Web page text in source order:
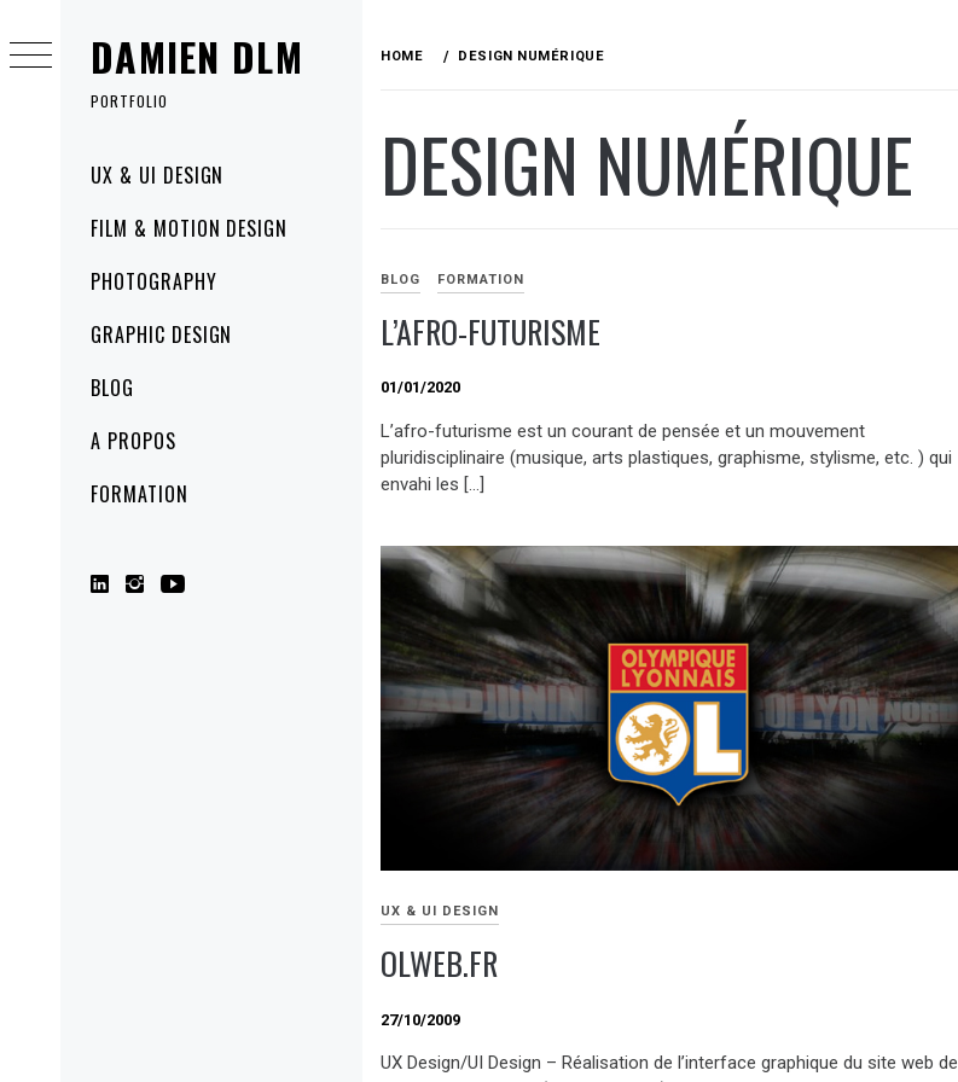
DAMIEN DLM
PORTFOLIO
MenuUX & UI DESIGN
FILM & MOTION DESIGN
PHOTOGRAPHY
GRAPHIC DESIGN
BLOG
A PROPOS
FORMATION
to
content
HOME DESIGN NUMÉRIQUE
DESIGN NUMÉRIQUE
BLOG FORMATION
L’AFRO-FUTURISME
01/01/2020
L’afro-futurisme est un courant de pensée et un mouvement
pluridisciplinaire (musique, arts plastiques, graphisme, stylisme, etc. ) qui
envahi les […]
UX & UI DESIGN
OLWEB.FR
27/10/2009
UX Design/UI Design – Réalisation de l’interface graphique du site web de